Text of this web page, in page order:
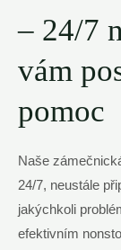
– 24/7
vám
pomoc
Naše
24/7, neustále
jakýchkoli
efektivním